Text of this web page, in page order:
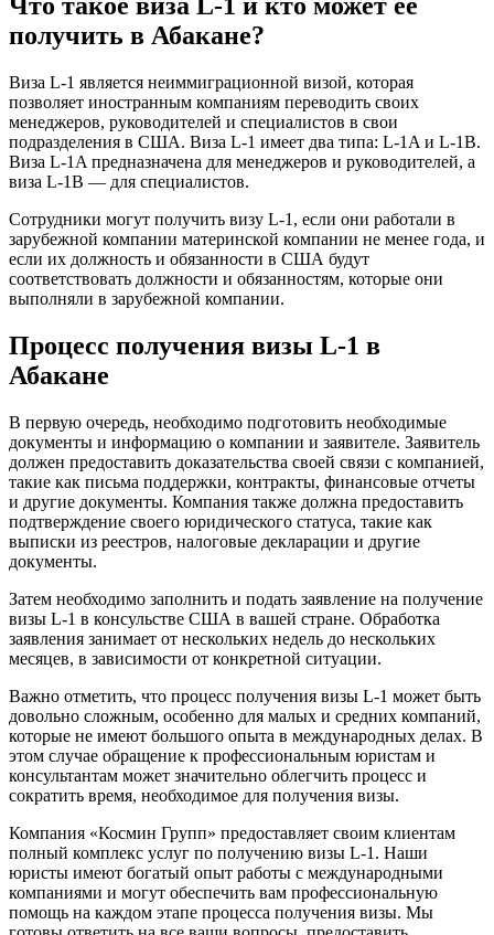
Что такое виза L-1 и кто может ее
получить в Абакане?
Виза L-1 является неиммиграционной визой, которая
позволяет иностранным компаниям переводить своих
менеджеров, руководителей и специалистов в свои
подразделения в США. Виза L-1 имеет два типа: L-1A и L-1B.
Виза L-1A предназначена для менеджеров и руководителей, а
виза L-1B — для специалистов.
Сотрудники могут получить визу L-1, если они работали в
зарубежной компании материнской компании не менее года, и
если их должность и обязанности в США будут
соответствовать должности и обязанностям, которые они
выполняли в зарубежной компании.
Процесс получения визы L-1 в
Абакане
В первую очередь, необходимо подготовить необходимые
документы и информацию о компании и заявителе. Заявитель
должен предоставить доказательства своей связи с компанией,
такие как письма поддержки, контракты, финансовые отчеты
и другие документы. Компания также должна предоставить
подтверждение своего юридического статуса, такие как
выписки из реестров, налоговые декларации и другие
документы.
Затем необходимо заполнить и подать заявление на получение
визы L-1 в консульстве США в вашей стране. Обработка
заявления занимает от нескольких недель до нескольких
месяцев, в зависимости от конкретной ситуации.
Важно отметить, что процесс получения визы L-1 может быть
довольно сложным, особенно для малых и средних компаний,
которые не имеют большого опыта в международных делах. В
этом случае обращение к профессиональным юристам и
консультантам может значительно облегчить процесс и
сократить время, необходимое для получения визы.
Компания «Космин Групп» предоставляет своим клиентам
полный комплекс услуг по получению визы L-1. Наши
юристы имеют богатый опыт работы с международными
компаниями и могут обеспечить вам профессиональную
помощь на каждом этапе процесса получения визы. Мы